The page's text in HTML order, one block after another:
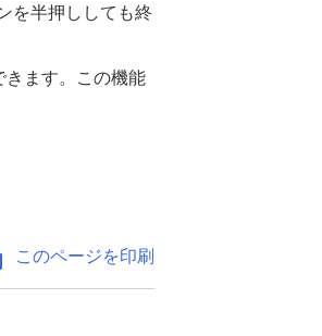
を半押ししても終
きます。この機能
このページを印刷